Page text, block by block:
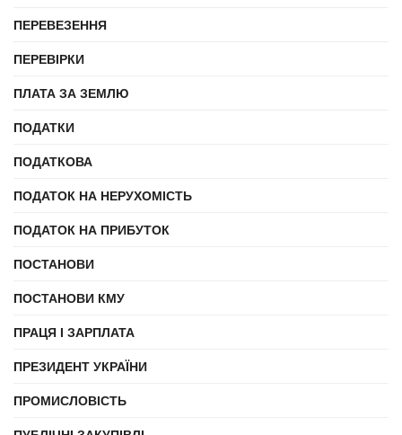
ПЕРЕВЕЗЕННЯ
ПЕРЕВІРКИ
ПЛАТА ЗА ЗЕМЛЮ
ПОДАТКИ
ПОДАТКОВА
ПОДАТОК НА НЕРУХОМІСТЬ
ПОДАТОК НА ПРИБУТОК
ПОСТАНОВИ
ПОСТАНОВИ КМУ
ПРАЦЯ І ЗАРПЛАТА
ПРЕЗИДЕНТ УКРАЇНИ
ПРОМИСЛОВІСТЬ